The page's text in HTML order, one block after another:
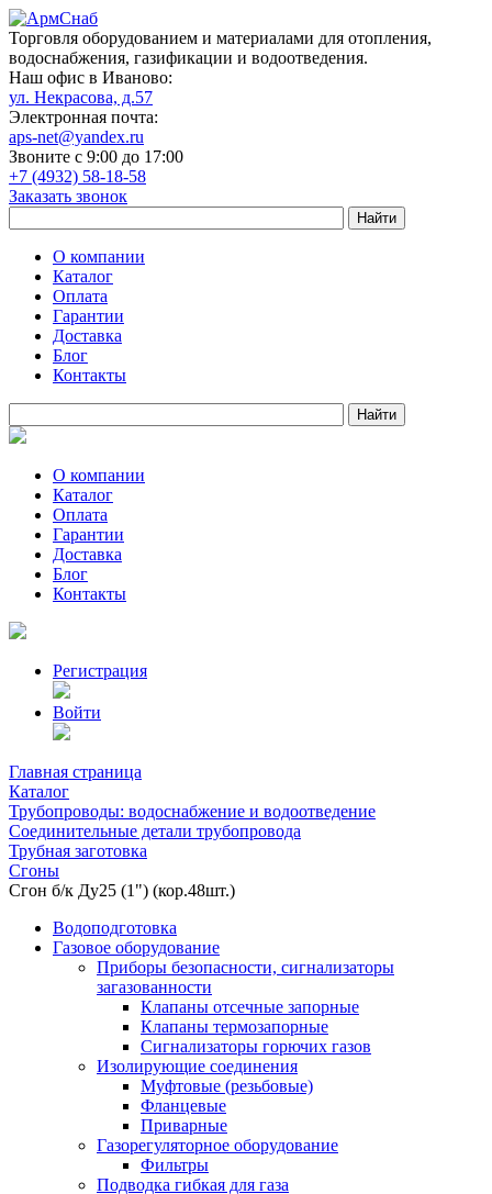
Торговля оборудованием и материалами для отопления,
водоснабжения, газификации и водоотведения.
Наш офис в Иваново:
ул. Некрасова, д.57
Электронная почта:
aps-net@yandex.ru
Звоните с 9:00 до 17:00
+7 (4932) 58-18-58
Заказать звонок
О компании
Каталог
Оплата
Гарантии
Доставка
Блог
Контакты
О компании
Каталог
Оплата
Гарантии
Доставка
Блог
Контакты
Регистрация
Войти
Главная страница
Каталог
Трубопроводы: водоснабжение и водоотведение
Соединительные детали трубопровода
Трубная заготовка
Сгоны
Сгон б/к Ду25 (1") (кор.48шт.)
Водоподготовка
Газовое оборудование
Приборы безопасности, сигнализаторы
загазованности
Клапаны отсечные запорные
Клапаны термозапорные
Сигнализаторы горючих газов
Изолирующие соединения
Муфтовые (резьбовые)
Фланцевые
Приварные
Газорегуляторное оборудование
Фильтры
Подводка гибкая для газа